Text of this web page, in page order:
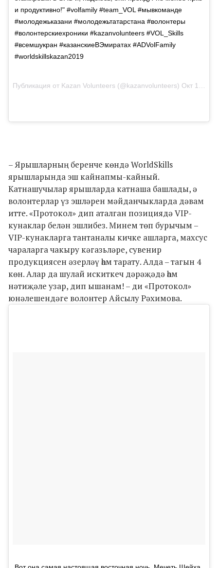
и продуктивно!" #volfamily #team_VOL #мывкоманде
#молодежьказани #молодежьтатарстана #волонтеры
#волонтерскиехроники #kazanvolunteers #VOL_Skills
#всемшукран #казанскиеВЭмиратах #ADVolFamily
#worldskillskazan2019
Публикация от Kazan Volunteers (@kazanvolunteers) Окт 15 2017 в 12:57 PDT
– Ярышларның беренче көндә WorldSkills
ярышларында эш кайнапмы-кайный.
Катнашучылар ярышларда катнаша башлады, ә
волонтерлар үз эшләрен мәйданчыкларда дәвам
итте. «Протокол» дип аталган позициядә VIP-
кунаклар белән эшлибез. Минем төп бурычым –
VIP-кунакларга тантаналы кичке ашларга, махсус
чараларга чакыру кәгазьләре, сувенир
продукциясен әзерләү һәм тарату. Алда – тагын 4
көн. Алар да шулай искиткеч дәрәҗәдә һәм
нәтиҗәле узар, дип ышанам! – ди «Протокол»
юнәлешендәге волонтер Айсылу Рәхимова.